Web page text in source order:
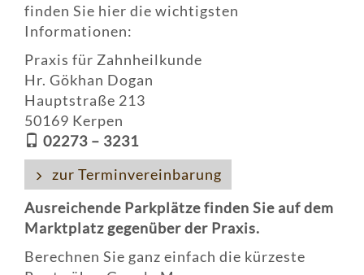
finden Sie hier die wichtigsten
Informationen:
Praxis für Zahnheilkunde
Hr. Gökhan Dogan
Hauptstraße 213
50169 Kerpen
02273 – 3231
zur Terminvereinbarung
Ausreichende Parkplätze finden Sie auf dem
Marktplatz gegenüber der Praxis.
Berechnen Sie ganz einfach die kürzeste